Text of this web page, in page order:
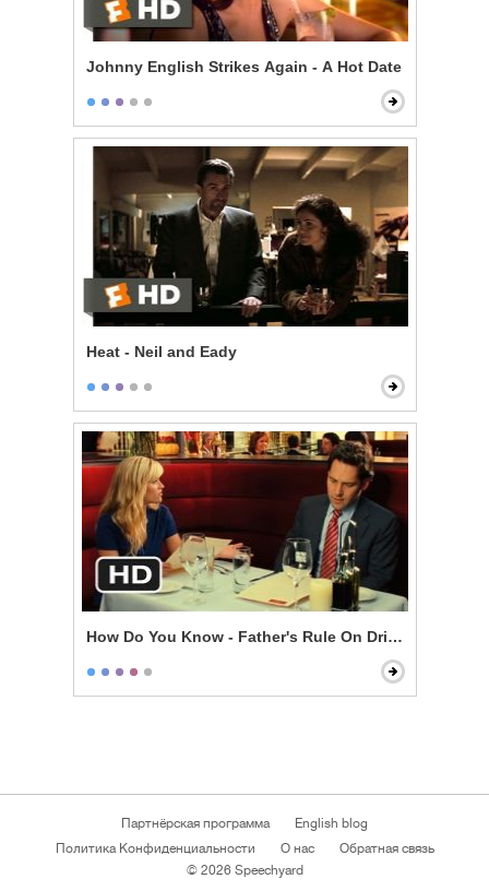
Johnny English Strikes Again - A Hot Date
Heat - Neil and Eady
How Do You Know - Father's Rule On Drinking
Партнёрская программа
English blog
Политика Конфиденциальности
О нас
Обратная связь
© 2026 Speechyard